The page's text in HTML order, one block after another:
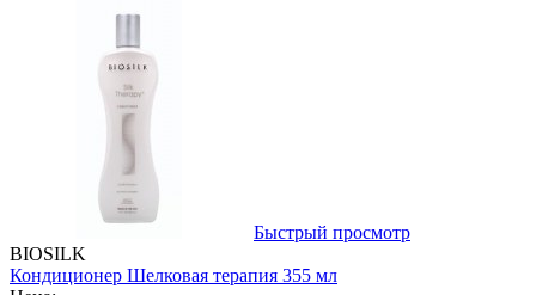
Быстрый просмотр
BIOSILK
Кондиционер Шелковая терапия 355 мл